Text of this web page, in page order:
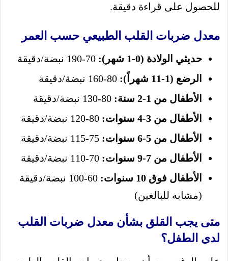
للحصول على قراءة دقيقة.
معدل ضربات القلب الطبيعي حسب العمر
حديثي الولادة (0-1 شهر):
الرضع (1-11 شهراً):
الأطفال من 1-2 سنة:
الأطفال من 3-4 سنوات:
الأطفال من 5-6 سنوات:
الأطفال من 7-9 سنوات:
الأطفال فوق 10 سنوات:
60-100 نبضة/دقيقة
(مشابه للبالغين)
متى يجب القلق بشأن معدل ضربات القلب
لدى الطفل؟